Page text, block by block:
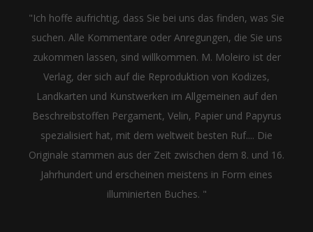
"Ich hoffe aufrichtig, dass Sie bei uns das finden, was Sie
suchen. Alle Kommentare oder Anregungen, die Sie uns
zukommen lassen, sind willkommen. M. Moleiro ist der
Verlag, der sich auf die Reproduktion von Kodizes,
Landkarten und Kunstwerken im Allgemeinen auf den
Beschreibstoffen Pergament, Velin, Papier und Papyrus
spezialisiert hat, mit dem weltweit besten Ruf.... Die
Originale stammen aus der Zeit zwischen dem 8. und 16.
Jahrhundert und erscheinen meistens in Form eines
illuminierten Buches. "